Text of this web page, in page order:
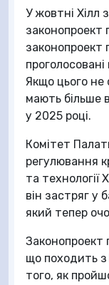
У жовтні Хілл
законопроект
законопроект
проголосовані
Якщо цього не
мають більше
у 2025 році.
Комітет
регулювання
та технології
він застряг у
який тепер
Законопроект
що походить з
того, як